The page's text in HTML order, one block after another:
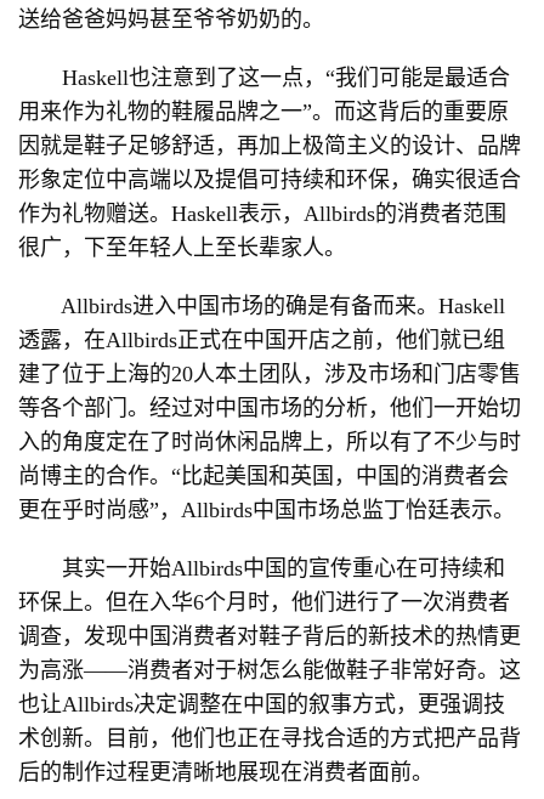
送给爸爸妈妈甚至爷爷奶奶的。
Haskell也注意到了这一点，“我们可能是最适合
用来作为礼物的鞋履品牌之一”。而这背后的重要原
因就是鞋子足够舒适，再加上极简主义的设计、品牌
形象定位中高端以及提倡可持续和环保，确实很适合
作为礼物赠送。Haskell表示，Allbirds的消费者范围
很广，下至年轻人上至长辈家人。
Allbirds进入中国市场的确是有备而来。Haskell
透露，在Allbirds正式在中国开店之前，他们就已组
建了位于上海的20人本土团队，涉及市场和门店零售
等各个部门。经过对中国市场的分析，他们一开始切
入的角度定在了时尚休闲品牌上，所以有了不少与时
尚博主的合作。“比起美国和英国，中国的消费者会
更在乎时尚感”，Allbirds中国市场总监丁怡廷表示。
其实一开始Allbirds中国的宣传重心在可持续和
环保上。但在入华6个月时，他们进行了一次消费者
调查，发现中国消费者对鞋子背后的新技术的热情更
为高涨——消费者对于树怎么能做鞋子非常好奇。这
也让Allbirds决定调整在中国的叙事方式，更强调技
术创新。目前，他们也正在寻找合适的方式把产品背
后的制作过程更清晰地展现在消费者面前。